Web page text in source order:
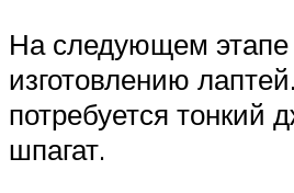
На следующем этапе
изготовлению
потребуется тонкий
шпагат.